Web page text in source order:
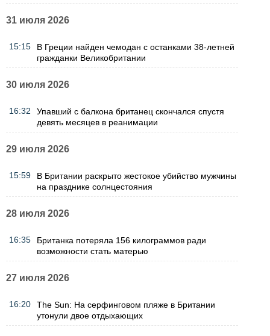
31 июля 2026
15:15
В Греции найден чемодан с останками 38-летней
гражданки Великобритании
30 июля 2026
16:32
Упавший с балкона британец скончался спустя
девять месяцев в реанимации
29 июля 2026
15:59
В Британии раскрыто жестокое убийство мужчины
на празднике солнцестояния
28 июля 2026
16:35
Британка потеряла 156 килограммов ради
возможности стать матерью
27 июля 2026
16:20
The Sun: На серфинговом пляже в Британии
утонули двое отдыхающих